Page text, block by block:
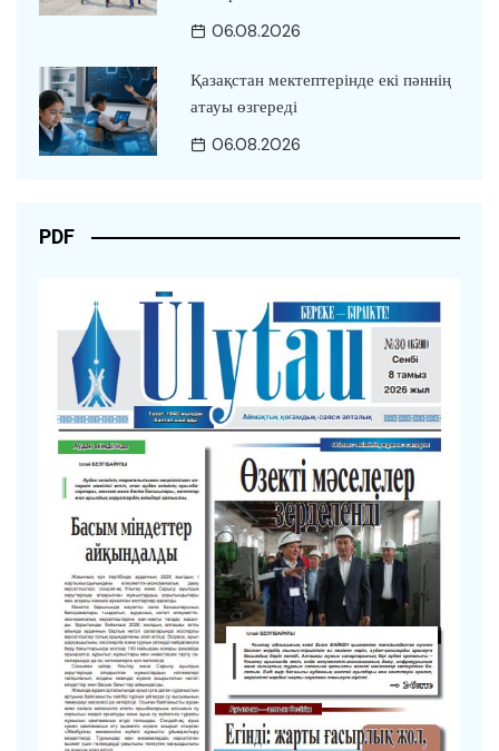
06.08.2026
Қазақстан мектептерінде екі пәннің
атауы өзгереді
06.08.2026
PDF